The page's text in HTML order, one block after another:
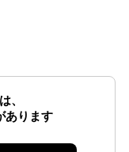
、
あります